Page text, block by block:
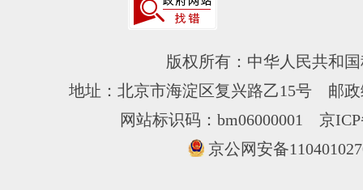
版权所有：中华人民共和
地址：北京市海淀区复兴路乙15号 邮
网站标识码：bm06000001 京
京公网安备